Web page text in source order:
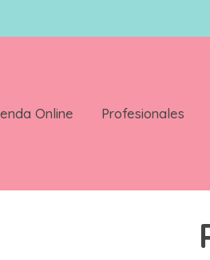
Online Profesionales
ml